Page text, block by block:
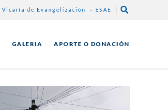
Vicaría de Evangelización ESAE
GALERIA APORTE O DONACIÓN